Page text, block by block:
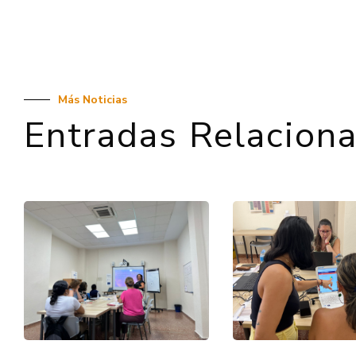
Más Noticias
Entradas